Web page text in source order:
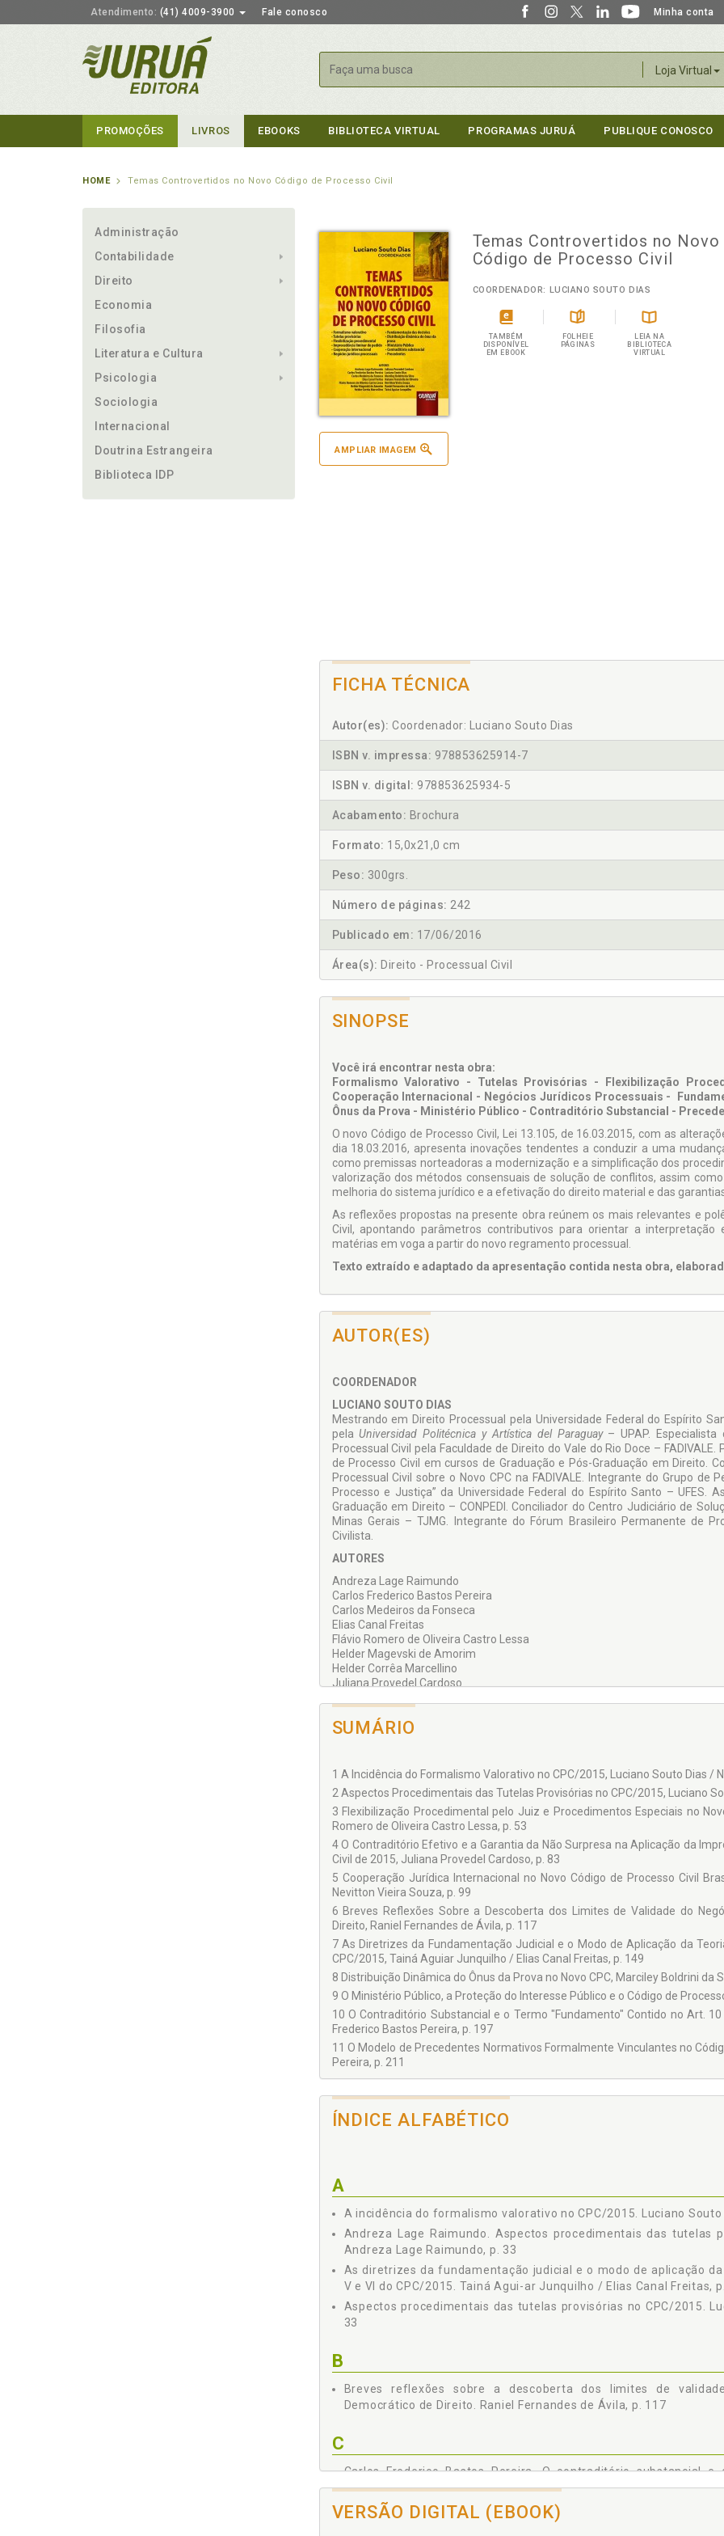
Atendimento: (41) 4009-3900 Fale conosco Minha conta
Loja Virtual
Buscar
PROMOÇÕES LIVROS EBOOKS BIBLIOTECA VIRTUAL PROGRAMAS JURUÁ PUBLIQUE CONOSCO
HOME Temas Controvertidos no Novo Código de Processo Civil
Administração
Contabilidade
Direito
Economia
Filosofia
Literatura e Cultura
Psicologia
Sociologia
Internacional
Doutrina Estrangeira
Biblioteca IDP
AMPLIAR IMAGEM
Temas Controvertidos no Novo
Código de Processo Civil
COORDENADOR: LUCIANO SOUTO DIAS
TAMBÉM
DISPONÍVEL
EM EBOOK
FOLHEIE
PÁGINAS
LEIA NA
BIBLIOTECA
VIRTUAL
FICHA TÉCNICA
Autor(es): Coordenador: Luciano Souto Dias
ISBN v. impressa: 978853625914-7
ISBN v. digital: 978853625934-5
Acabamento: Brochura
Formato: 15,0x21,0 cm
Peso: 300grs.
Número de páginas: 242
Publicado em: 17/06/2016
Área(s): Direito - Processual Civil
SINOPSE
Você irá encontrar nesta obra:
Formalismo Valorativo - Tutelas Provisórias - Flexibilização
Cooperação Internacional - Negócios Jurídicos Processuais -
Ônus da Prova - Ministério Público - Contraditório Substancial -
O novo Código de Processo Civil, Lei 13.105, de 16.03.2015, com as
dia 18.03.2016, apresenta inovações tendentes a conduzir a uma
como premissas norteadoras a moderni­zação e a simplificação dos
valorização dos métodos consensuais de solução de conflitos, assim
melhoria do sistema jurídico e a efetivação do direito material e das
As reflexões propostas na presente obra reúnem os mais relevantes e
Civil, apontando parâmetros contributivos para orientar a
matérias em voga a partir do novo regramento processual.
Texto extraído e adaptado da apresentação contida nes­ta obra,
AUTOR(ES)
COORDENADOR
LUCIANO SOUTO DIAS
Mestrando em Direito Proces­sual pela Universidade Federal do Espírito
pelaUniversidad Politécnica y Artística del Paraguay – UPAP. Especialista
Processual Civil pela Faculdade de Direito do Vale do Rio Doce –
de Processo Civil em cursos de Graduação e Pós-Graduação em Direito.
Processual Civil sobre o Novo CPC na FADIVALE. Integrante do Grupo de
Processo e Justiça” da Universidade Federal do Espíri­to Santo – UFES.
Graduação em Direito – CONPEDI. Conciliador do Centro Judiciário de
Minas Gerais – TJMG. Integrante do Fórum Brasileiro Permanente de
Civilista.
AUTORES
Andreza Lage Raimundo
Carlos Frederico Bastos Pereira
Carlos Medeiros da Fonseca
Elias Canal Freitas
Flávio Romero de Oliveira Castro Lessa
Helder Magevski de Amorim
Helder Corrêa Marcellino
Juliana Provedel Cardoso
Natane Franciella de Oliveira
Tainá Aguiar Junquilho
SUMÁRIO
1 A Incidência do Formalismo Valorativo no CPC/2015, Luciano Souto Dias /
2 Aspectos Procedimentais das Tutelas Provisórias no CPC/2015, Luciano
3 Flexibilização Procedimental pelo Juiz e Procedimentos Especiais no
Romero de Oliveira Castro Lessa, p. 53
4 O Contraditório Efetivo e a Garantia da Não Surpresa na Aplicação da
Civil de 2015, Juliana Provedel Cardoso, p. 83
5 Cooperação Jurídica Internacional no Novo Código de Processo Civil
Nevitton Vieira Souza, p. 99
6 Breves Reflexões Sobre a Descoberta dos Limites de Validade do
Direito, Raniel Fernandes de Ávila, p. 117
7 As Diretrizes da Fundamentação Judicial e o Modo de Aplicação da
CPC/2015, Tainá Aguiar Junquilho / Elias Canal Freitas, p. 149
8 Distribuição Dinâmica do Ônus da Prova no Novo CPC, Marciley Boldrini da
9 O Ministério Público, a Proteção do Interesse Público e o Código de
10 O Contraditório Substancial e o Termo "Fundamento" Contido no Art.
Frederico Bastos Pereira, p. 197
11 O Modelo de Precedentes Normativos Formalmente Vinculantes no
Pereira, p. 211
ÍNDICE ALFABÉTICO
A
A incidência do formalismo valorativo no CPC/2015. Luciano
Andreza Lage Raimundo. Aspectos procedimentais das tutelas
Andreza Lage Raimundo, p. 33
As diretrizes da fundamentação judicial e o modo de aplicação
V e VI do CPC/2015. Tainá Agui-ar Junquilho / Elias Canal Freitas,
Aspectos procedimentais das tutelas provisórias no CPC/2015.
33
B
Breves reflexões sobre a descoberta dos limites de
Democrático de Direito. Raniel Fernandes de Ávila, p. 117
C
Carlos Frederico Bastos Pereira. O contraditório substancial
CPC/2015. Carlos Medeiros da Fon-seca / Carlos Frederico Bastos
Carlos Frederico Bastos Pereira. O modelo de precedentes
Processo Civil de 2015, p. 211
VERSÃO DIGITAL (EBOOK)